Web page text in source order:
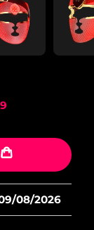
08/2026